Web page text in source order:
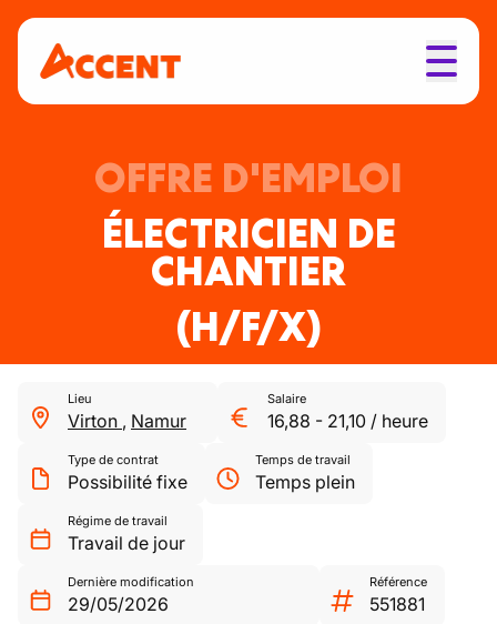
OFFRE D'EMPLOI
ÉLECTRICIEN DE
CHANTIER
(H/F/X)
Lieu
Virton , Namur
Salaire
16,88 - 21,10 / heure
Type de contrat
Possibilité fixe
Temps de travail
Temps plein
Régime de travail
Travail de jour
Dernière modification
29/05/2026
Référence
551881